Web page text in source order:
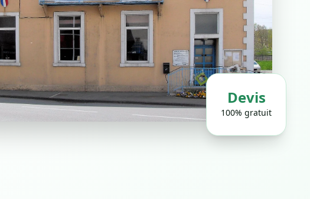
Devis
100% gratuit